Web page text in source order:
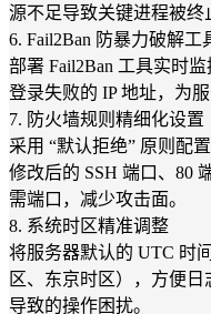
源不足导致关键进程被终
6. Fail2Ban 防暴力破解工
部署 Fail2Ban 工具实时
登录失败的 IP 地址，为
7. 防火墙规则精细化设置
采用 “默认拒绝” 原则配
修改后的 SSH 端口、80
需端口，减少攻击面。
8. 系统时区精准调整
将服务器默认的 UTC 时
区、东京时区），方便
导致的操作困扰。